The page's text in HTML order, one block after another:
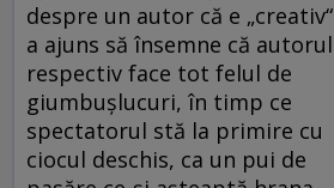
despre un autor că e „creativ“
a ajuns să însemne că autorul
respectiv face tot felul de
giumbuşlucuri, în timp ce
spectatorul stă la primire cu
ciocul deschis, ca un pui de